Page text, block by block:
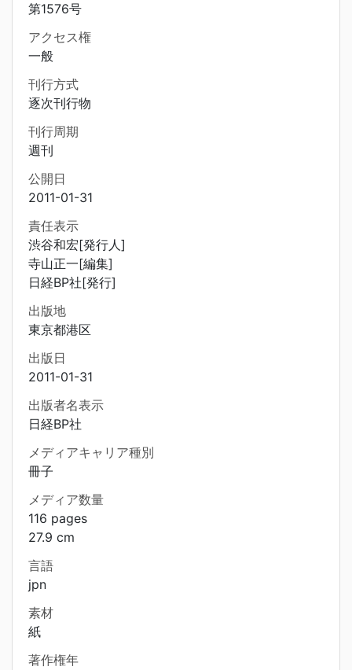
第1576号
アクセス権
一般
刊行方式
逐次刊行物
刊行周期
週刊
公開日
2011-01-31
責任表示
渋谷和宏[発行人]
寺山正一[編集]
日経BP社[発行]
出版地
東京都港区
出版日
2011-01-31
出版者名表示
日経BP社
メディアキャリア種別
冊子
メディア数量
116 pages
27.9 cm
言語
jpn
素材
紙
著作権年